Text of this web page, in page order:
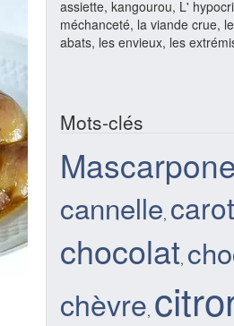
assiette, kangourou, L'
méchanceté, la viande crue,
abats, les envieux, les
Mots-clés
Mascarpone
cannelle,
chocolat,
chèvre,